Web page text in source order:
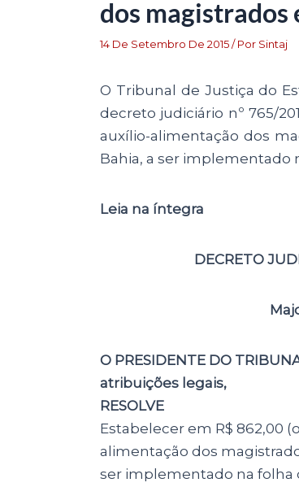
dos magistrados
14 De Setembro De 2015/ Por Sintaj
O Tribunal de Justiça do
decreto judiciário nº 765/
auxílio-alimentação dos
Bahia, a ser implementado
Leia na íntegra
DECRETO
O PRESIDENTE DO
atribuições legais,
RESOLVE
Estabelecer em R$ 862,00
alimentação dos
ser implementado na folha